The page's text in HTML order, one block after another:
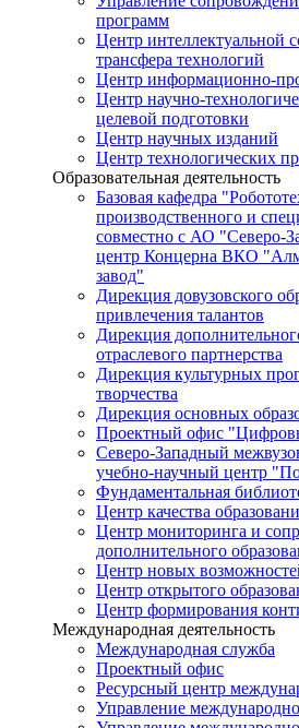
программ
Центр интеллектуальной
трансфера технологий
Центр информационно-
Центр научно-
целевой подготовки
Центр научных изданий
Центр технологических
Образовательная деятельность
Базовая кафедра
производственного и
совместно с АО "Северо-
центр Концерна ВКО
завод"
Дирекция довузовского
привлечения талантов
Дирекция
отраслевого партнерства
Дирекция культурных
творчества
Дирекция основных
Проектный офис
Северо-Западный
учебно-научный центр
Фундаментальная
Центр качества
Центр мониторинга и
дополнительного
Центр новых
Центр открытого
Центр формирования
Международная деятельность
Международная служба
Проектный офис
Ресурсный центр
Управление